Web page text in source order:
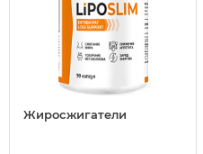
Жиросжигатели